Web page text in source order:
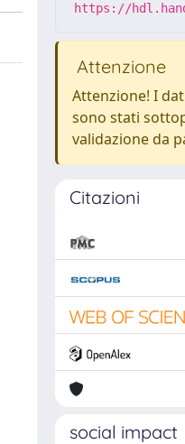
https://
Attenzione
Attenzione! I
sono stati
validazione da
Citazioni
social impact